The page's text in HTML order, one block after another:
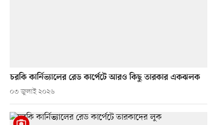
চরকি কার্নিভ্যালের রেড কার্পেটে আরও কিছু তারকার একঝলক
০৩ জুলাই ২০২৬